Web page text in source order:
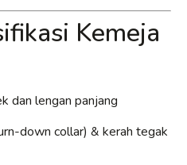
Kemeja
dan lengan panjang
down collar) & kerah tegak